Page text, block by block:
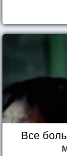
Все